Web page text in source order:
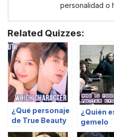
personalidad o
Related Quizzes:
¿Qué personaje
de True Beauty
eres?
¿Quién
gemelo
malvado